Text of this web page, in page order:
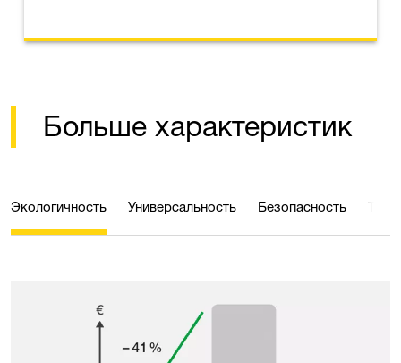
Больше характеристик
Экологичность Универсальность Безопасность